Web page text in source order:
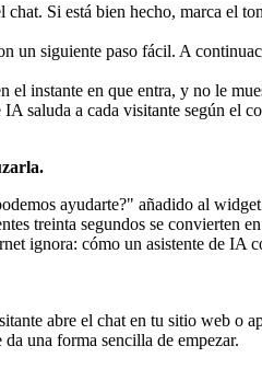
Si está bien hecho, marca el
siguiente paso fácil. A
instante en que entra, y no le
saluda a cada visitante según el
ayudarte?" añadido al
treinta segundos se convierten
ignora: cómo un asistente de
abre el chat en tu sitio web o
una forma sencilla de empezar.